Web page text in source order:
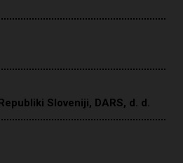
Sloveniji, DARS, d. d.